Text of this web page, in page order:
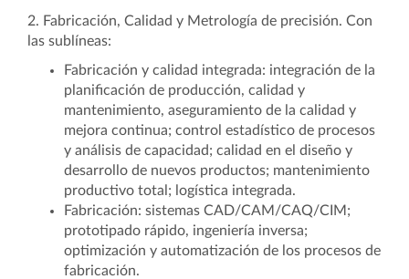
2. Fabricación, Calidad y Metrología de precisión. Con
las sublíneas:
Fabricación y calidad integrada: integración de la
planificación de producción, calidad y
mantenimiento, aseguramiento de la calidad y
mejora continua; control estadístico de procesos
y análisis de capacidad; calidad en el diseño y
desarrollo de nuevos productos; mantenimiento
productivo total; logística integrada.
Fabricación: sistemas CAD/CAM/CAQ/CIM;
prototipado rápido, ingeniería inversa;
optimización y automatización de los procesos de
fabricación.